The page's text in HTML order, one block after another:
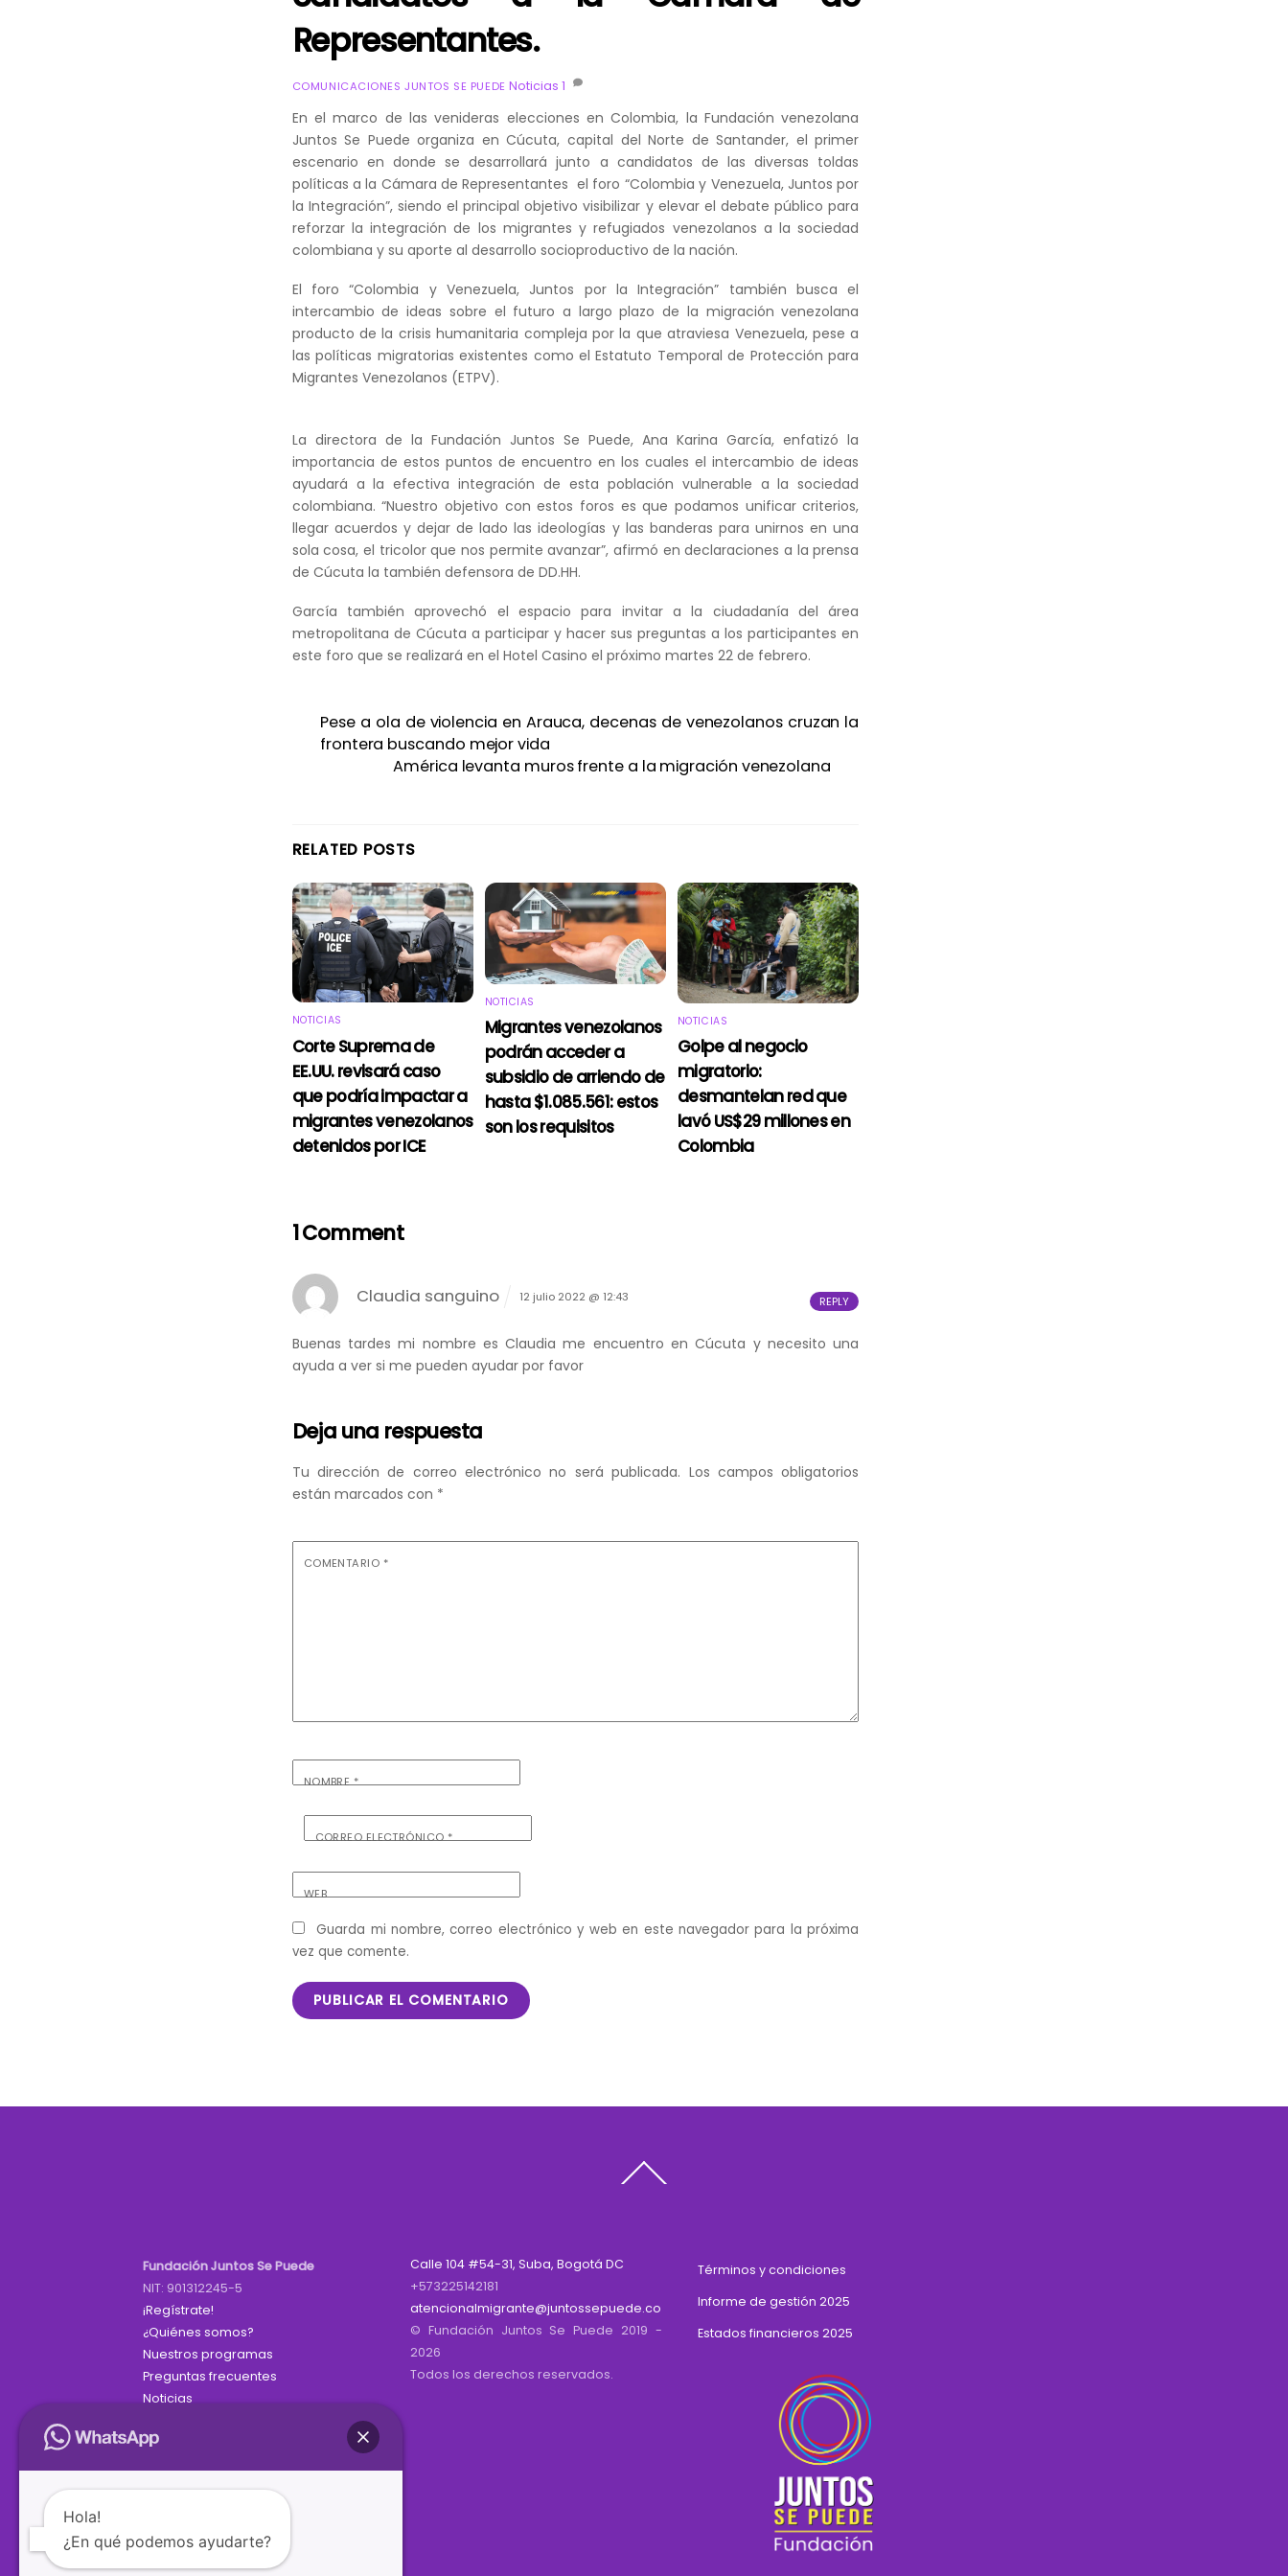
Representantes.
COMUNICACIONES JUNTOS SE PUEDE Noticias 1
En el marco de las venideras elecciones en Colombia, la Fundación venezolana
Juntos Se Puede organiza en Cúcuta, capital del Norte de Santander, el primer
escenario en donde se desarrollará junto a candidatos de las diversas toldas
políticas a la Cámara de Representantes el foro “Colombia y Venezuela, Juntos por
la Integración”, siendo el principal objetivo visibilizar y elevar el debate público para
reforzar la integración de los migrantes y refugiados venezolanos a la sociedad
colombiana y su aporte al desarrollo socioproductivo de la nación.
El foro “Colombia y Venezuela, Juntos por la Integración” también busca el
intercambio de ideas sobre el futuro a largo plazo de la migración venezolana
producto de la crisis humanitaria compleja por la que atraviesa Venezuela, pese a
las políticas migratorias existentes como el Estatuto Temporal de Protección para
Migrantes Venezolanos (ETPV).
La directora de la Fundación Juntos Se Puede, Ana Karina García, enfatizó la
importancia de estos puntos de encuentro en los cuales el intercambio de ideas
ayudará a la efectiva integración de esta población vulnerable a la sociedad
colombiana. “Nuestro objetivo con estos foros es que podamos unificar criterios,
llegar acuerdos y dejar de lado las ideologías y las banderas para unirnos en una
sola cosa, el tricolor que nos permite avanzar”, afirmó en declaraciones a la prensa
de Cúcuta la también defensora de DD.HH.
García también aprovechó el espacio para invitar a la ciudadanía del área
metropolitana de Cúcuta a participar y hacer sus preguntas a los participantes en
este foro que se realizará en el Hotel Casino el próximo martes 22 de febrero.
Pese a ola de violencia en Arauca, decenas de venezolanos cruzan la
frontera buscando mejor vida
América levanta muros frente a la migración venezolana
RELATED POSTS
NOTICIAS
Corte Suprema de
EE.UU. revisará caso
que podría impactar a
migrantes venezolanos
detenidos por ICE
NOTICIAS
Migrantes venezolanos
podrán acceder a
subsidio de arriendo de
hasta $1.085.561: estos
son los requisitos
NOTICIAS
Golpe al negocio
migratorio:
desmantelan red que
lavó US$29 millones en
Colombia
1 Comment
Claudia sanguino 12 julio 2022 @ 12:43
Buenas tardes mi nombre es Claudia me encuentro en Cúcuta y necesito una
ayuda a ver si me pueden ayudar por favor
REPLY
Deja una respuesta
Tu dirección de correo electrónico no será publicada. Los campos obligatorios
están marcados con *
COMENTARIO *
NOMBRE*
CORREO ELECTRÓNICO*
WEB
Guarda mi nombre, correo electrónico y web en este navegador para la próxima
vez que comente.
To
Fundación Juntos Se Puede
NIT: 901312245-5
¡Regístrate!
¿Quiénes somos?
Nuestros programas
Preguntas frecuentes
Noticias
Calle 104 #54-31, Suba, Bogotá DC
+573225142181
atencionalmigrante@juntossepuede.co
© Fundación Juntos Se Puede 2019 -
2026
Todos los derechos reservados.
Términos y condiciones
Informe de gestión 2025
Estados financieros 2025
Hola!
¿En qué podemos ayudarte?